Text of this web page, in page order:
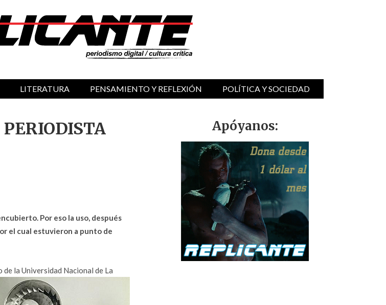
LITERATURA PENSAMIENTO Y REFLEXIÓN POLÍTICA Y SOCIEDAD
Por eso la uso, después
el cual estuvieron a punto de
la Universidad Nacional de La
Apóyanos: